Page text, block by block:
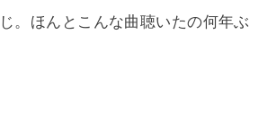
。ほんとこんな曲聴いたの何年ぶ